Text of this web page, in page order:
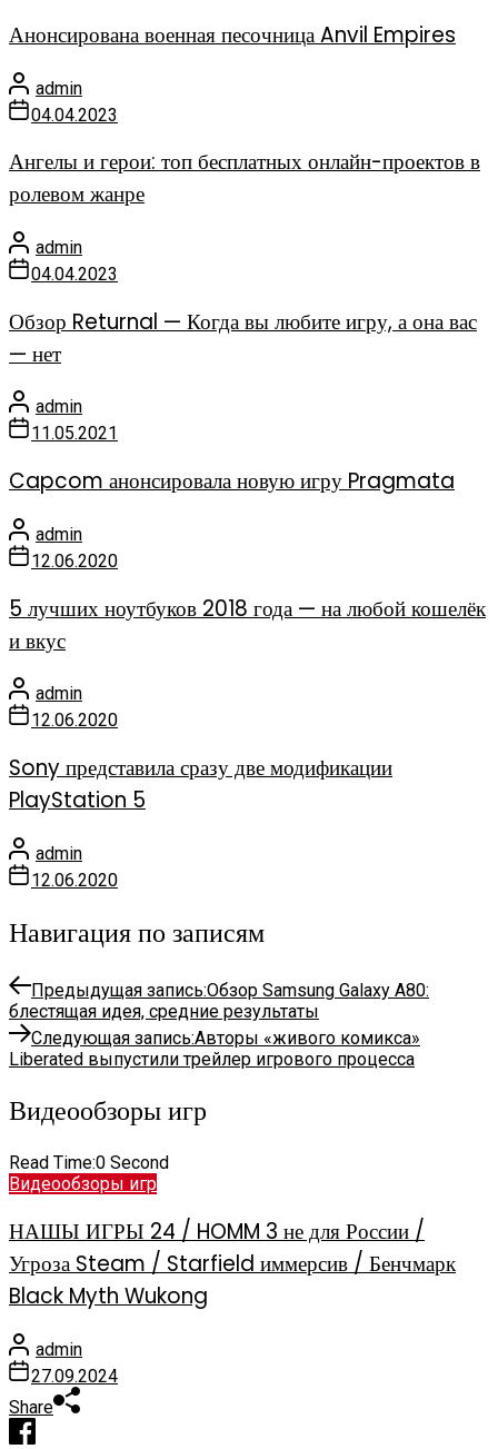
Анонсирована военная песочница Anvil Empires
admin
04.04.2023
Ангелы и герои: топ бесплатных онлайн-проектов в
ролевом жанре
admin
04.04.2023
Обзор Returnal — Когда вы любите игру, а она вас
— нет
admin
11.05.2021
Capcom анонсировала новую игру Pragmata
admin
12.06.2020
5 лучших ноутбуков 2018 года — на любой кошелёк
и вкус
admin
12.06.2020
Sony представила сразу две модификации
PlayStation 5
admin
12.06.2020
Навигация по записям
Предыдущая запись:Обзор Samsung Galaxy A80:
блестящая идея, средние результаты
Следующая запись:Авторы «живого комикса»
Liberated выпустили трейлер игрового процесса
Видеообзоры игр
Read Time:0 Second
Видеообзоры игр
НАШЫ ИГРЫ 24 / HOMM 3 не для России /
Угроза Steam / Starfield иммерсив / Бенчмарк
Black Myth Wukong
admin
27.09.2024
Share